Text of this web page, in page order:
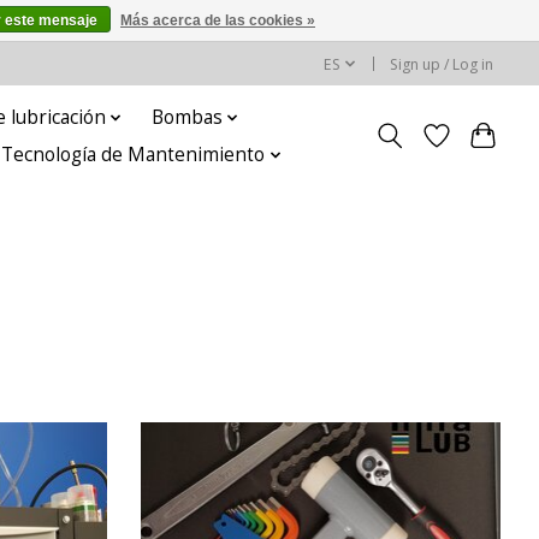
ES Sign up / Log in
lubricación
Bombas
de Mantenimiento
este mensaje Más acerca de las cookies »